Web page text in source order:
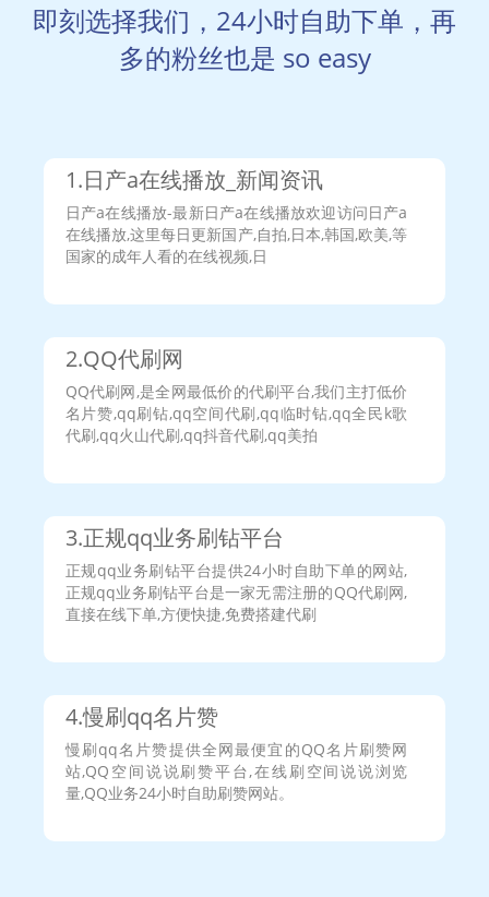
用户331***032说： 今天提了32元，美滋滋……
用户916***675说： 在你这搭建了个专业版分站，我要努力
宣传！争取一天提现50+元！！！
这里东西质量真的不错，快刷名片赞基
用户508***111说：新手看价格，老手求品质，而牛逼的我
搭建分站赚钱
用户868***342说：感谢站长提供这么好的平台给我们接
单，支持到底！！！
用户599***017说：用这个接单卖给同学，还挺赚钱的耶！
用户367***788说：
每天来领100赞，美滋滋(～￣▽￣)～
友也开了个哈哈哈！
用户511***681说：
用户910***769说：非常好，以后要来就来这里
用户325***178说：更好宣传
用户325***178说：刷更多的赞
用户568***382说： 666
更受欢迎
用户583***110说：ui好一点，背景好一点，加油吧
用户918***577说：建议可以去发广告，宣传自己的网址
哦，贴吧里还是有很多人玩的
用户557***691说：下单速度要快
用户316***481说：希望继续努力，还不错
用户340***317说：速度快
用户356***078说：刷豪华黄钻
用户555***605说：很好啊
用户954***293说：
好好努力
用户314***137说：希望多出来刷东西的
即刻选择我们，24小时自助下单，再
多的粉丝也是 so easy
1.日产a在线播放_新闻资讯
日产a在线播放-最新日产a在线播放欢迎访问日产a
在线播放,这里每日更新国产,自拍,日本,韩国,欧美,等
国家的成年人看的在线视频,日
2.QQ代刷网
QQ代刷网,是全网最低价的代刷平台,我们主打低价
名片赞,qq刷钻,qq空间代刷,qq临时钻,qq全民k歌
代刷,qq火山代刷,qq抖音代刷,qq美拍
3.正规qq业务刷钻平台
正规qq业务刷钻平台提供24小时自助下单的网站,
正规qq业务刷钻平台是一家无需注册的QQ代刷网,
直接在线下单,方便快捷,免费搭建代刷
4.慢刷qq名片赞
慢刷qq名片赞提供全网最便宜的QQ名片刷赞网
站,QQ空间说说刷赞平台,在线刷空间说说浏览
量,QQ业务24小时自助刷赞网站。